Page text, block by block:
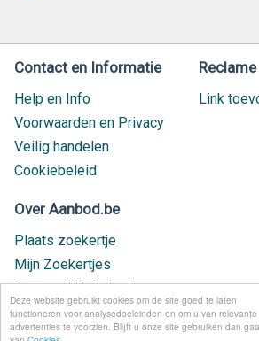
Deze website gebruikt cookies om de site goed te laten
functioneren voor analysedoeleinden en om u van relevante
advertenties te voorzien. Blijft u onze site gebruiken dan
Contact en Informatie
Help en Info
Voorwaarden en Privacy
Veilig handelen
Cookiebeleid
Reclame
Link
Over Aanbod.be
Plaats zoekertje
Mijn Zoekertjes
Contact / Helpdesk
Nieuw geplaatst